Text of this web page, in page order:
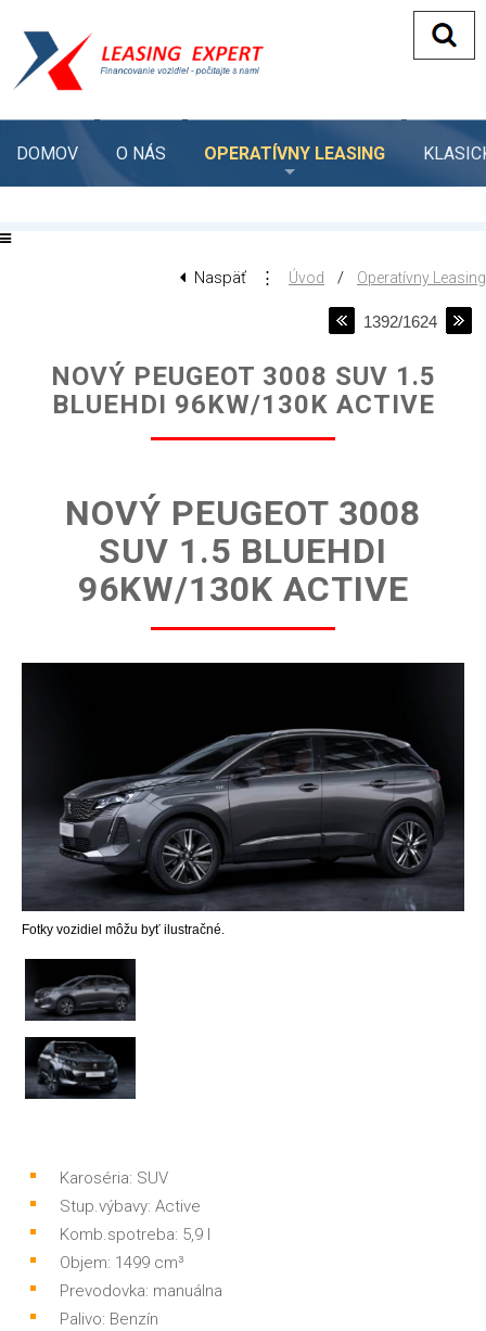
DOMOV O NÁS OPERATÍVNY LEASING
Naspäť ⋮ Úvod / Operatívny Leasing
1392/1624
NOVÝ PEUGEOT 3008 SUV 1.5
BLUEHDI 96KW/130K ACTIVE
NOVÝ PEUGEOT 3008
SUV 1.5 BLUEHDI
96KW/130K ACTIVE
Fotky vozidiel môžu byť ilustračné.
Karoséria: SUV
Stup.výbavy: Active
Komb.spotreba: 5,9 l
Objem: 1499 cm³
Prevodovka: manuálna
Palivo: Benzín